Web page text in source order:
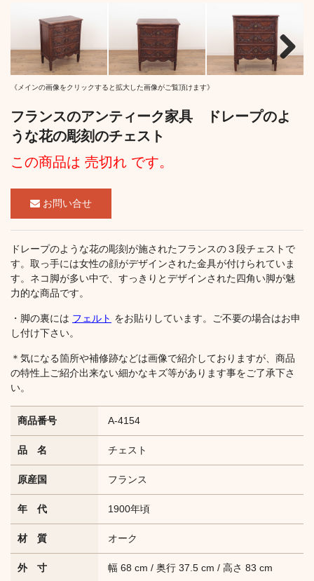
Next
《メインの画像をクリックすると拡大した画像がご覧頂けます》
フランスのアンティーク家具 ドレープのよ
うな花の彫刻のチェスト
この商品は 売切れ です。
お問い合せ
ドレープのような花の彫刻が施されたフランスの３段チェストで
す。取っ手には女性の顔がデザインされた金具が付けられていま
す。ネコ脚が多い中で、すっきりとデザインされた四角い脚が魅
力的な商品です。
・脚の裏には フェルト をお貼りしています。ご不要の場合はお申
し付け下さい。
＊気になる箇所や補修跡などは画像で紹介しておりますが、商品
の特性上ご紹介出来ない細かなキズ等があります事をご了承下さ
い。
商品番号 A-4154
品 名 チェスト
原産国 フランス
年 代 1900年頃
材 質 オーク
外 寸 幅 68 cm / 奥行 37.5 cm / 高さ 83 cm